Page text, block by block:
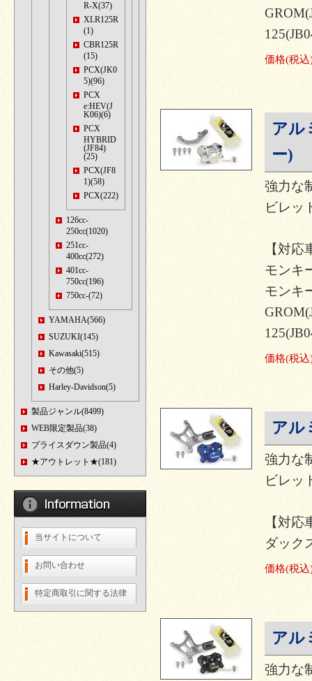
R-X(37)
XLR125R
(1)
CBR125R
(15)
PCX(JK0
5)(96)
PCX
e:HEV(J
K06)(6)
PCX
HYBRID
(JF84)
(25)
PCX(JF8
1)(58)
PCX(222)
126cc-
250cc(1020)
251cc-
400cc(272)
401cc-
750cc(196)
750cc-(72)
YAMAHA(566)
SUZUKI(145)
Kawasaki(515)
その他(5)
Harley-Davidson(5)
製品ジャンル(8499)
WEB限定製品(38)
プライスダウン製品(4)
★アウトレット★(181)
当サイトについて
お問い合わせ
特定商取引に関する法律
価格(税込
アル
ー)
強力な
ビレッ
【対応
モンキ
モンキ
価格(税込
アル
強力な
ビレッ
【対応
ダック
価格(税込
アル
強力な